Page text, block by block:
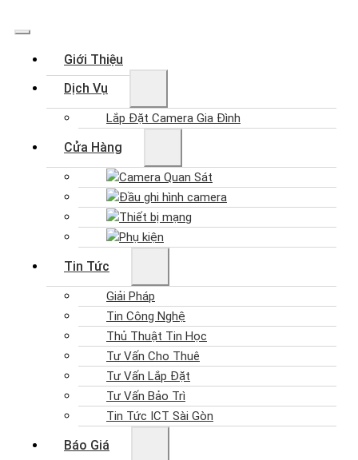
Giới Thiệu
Dịch Vụ
Lắp Đặt Camera Gia Đình
Cửa Hàng
Camera Quan Sát
Đầu ghi hình camera
Thiết bị mạng
Phụ kiện
Tin Tức
Giải Pháp
Tin Công Nghệ
Thủ Thuật Tin Học
Tư Vấn Cho Thuê
Tư Vấn Lắp Đặt
Tư Vấn Bảo Trì
Tin Tức ICT Sài Gòn
Báo Giá